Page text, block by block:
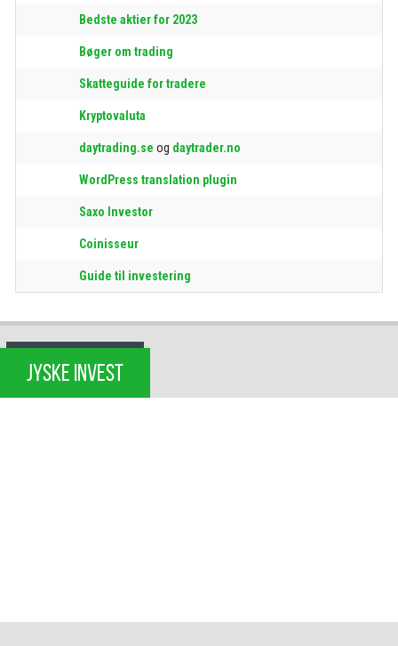
Bedste aktier for 2023
Bøger om trading
Skatteguide for tradere
Kryptovaluta
daytrading.se og daytrader.no
WordPress translation plugin
Saxo Investor
Coinisseur
Guide til investering
JYSKE INVEST